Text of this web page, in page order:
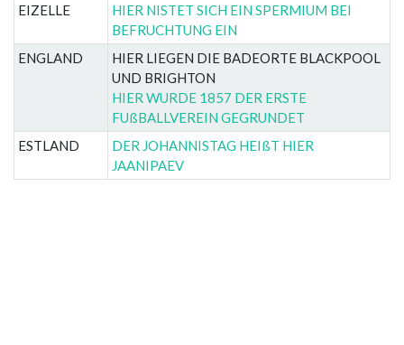
EIZELLE
HIER NISTET SICH EIN SPERMIUM BEI
BEFRUCHTUNG EIN
ENGLAND
HIER LIEGEN DIE BADEORTE BLACKPOOL
UND BRIGHTON
HIER WURDE 1857 DER ERSTE
FUßBALLVEREIN GEGRUNDET
ESTLAND
DER JOHANNISTAG HEIßT HIER
JAANIPAEV